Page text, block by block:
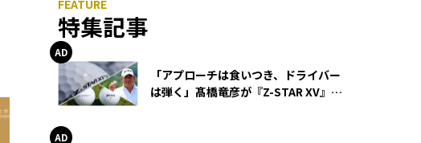
特集記事
「アプローチは食いつき、ドライバー
は弾く」髙橋竜彦が『Z-STAR XV』を